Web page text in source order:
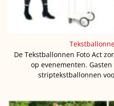
De Tekstballonnen Foto Act
op evenementen.
striptekstballonnen